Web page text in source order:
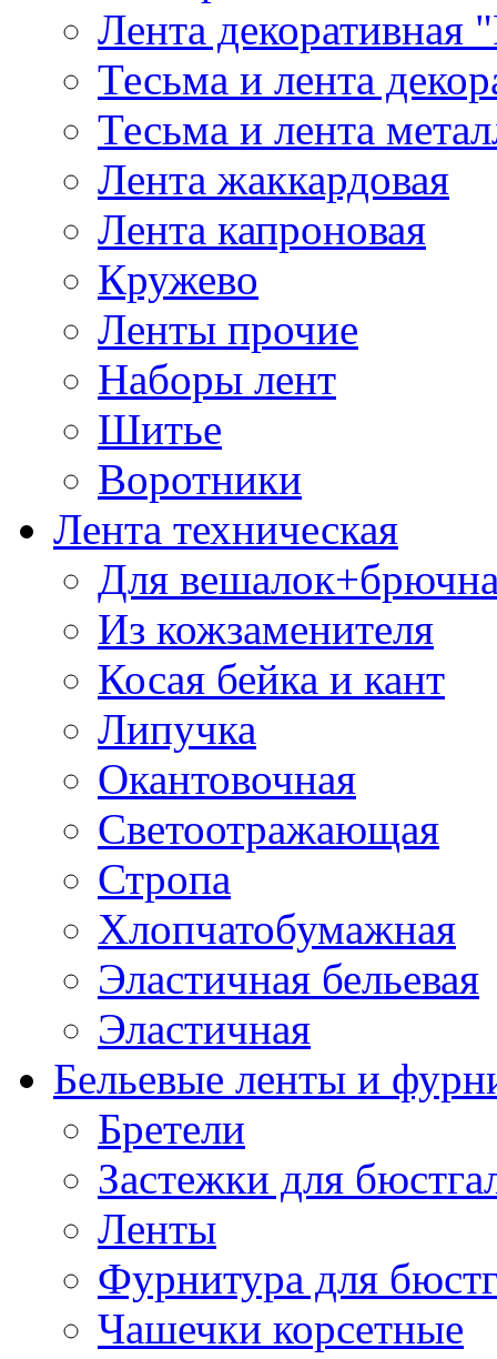
Лента декоративная
Тесьма и лента
Тесьма и лента
Лента жаккардовая
Лента капроновая
Кружево
Ленты прочие
Наборы лент
Шитье
Воротники
Лента техническая
Для
Из кожзаменителя
Косая бейка и кант
Липучка
Окантовочная
Светоотражающая
Стропа
Хлопчатобумажная
Эластичная бельевая
Эластичная
Бельевые ленты и
Бретели
Застежки для
Ленты
Фурнитура для
Чашечки корсетные